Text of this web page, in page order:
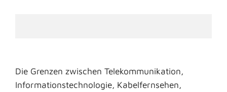
Die Grenzen zwischen Telekommunikation,
Informationstechnologie, Kabelfernsehen,